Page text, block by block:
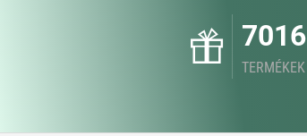
7016
TERMÉKEK